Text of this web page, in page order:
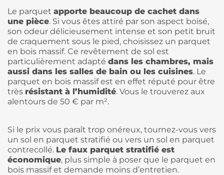
Le parquet apporte beaucoup de cachet dans
une pièce. Si vous êtes attiré par son aspect boisé,
son odeur délicieusement intense et son petit bruit
de craquement sous le pied, choisissez un parquet
en bois massif. Ce revêtement de sol est
particulièrement adapté dans les chambres, mais
aussi dans les salles de bain ou les cuisines. Le
parquet en bois massif est en effet réputé pour être
très résistant à l’humidité. Vous le trouverez aux
alentours de 50 € par m².
Si le prix vous paraît trop onéreux, tournez-vous vers
un sol en parquet stratifié ou vers un sol en parquet
contrecollé. Le faux parquet stratifié est
économique, plus simple à poser que le parquet en
bois massif et demande moins d’entretien.